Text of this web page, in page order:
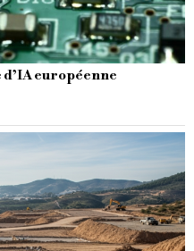
européenne